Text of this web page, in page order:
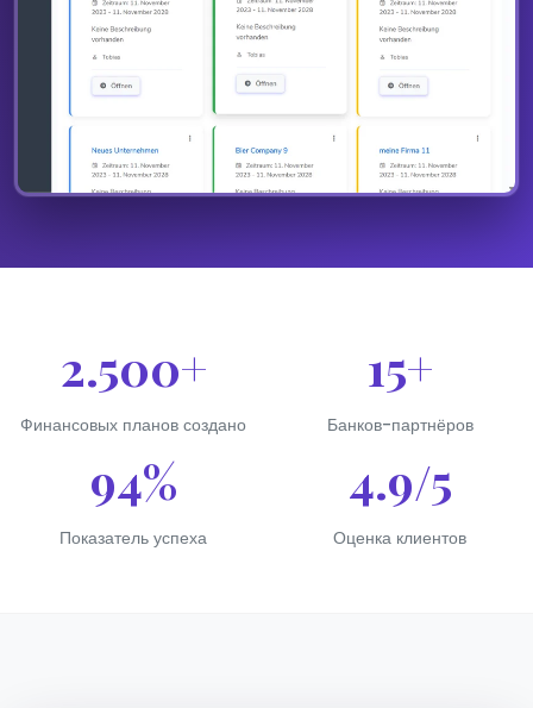
2.500+
Финансовых планов создано
15+
Банков-партнёров
94%
Показатель успеха
4.9/5
Оценка клиентов